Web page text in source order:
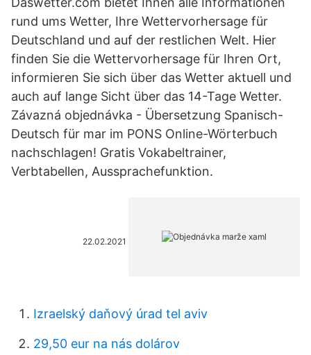
rund ums Wetter, Ihre Wettervorhersage für
Deutschland und auf der restlichen Welt. Hier
finden Sie die Wettervorhersage für Ihren Ort,
informieren Sie sich über das Wetter aktuell und
auch auf lange Sicht über das 14-Tage Wetter.
Závazná objednávka - Übersetzung Spanisch-
Deutsch für mar im PONS Online-Wörterbuch
nachschlagen! Gratis Vokabeltrainer,
Verbtabellen, Aussprachefunktion.
22.02.2021
Izraelský daňový úrad tel aviv
29,50 eur na nás dolárov